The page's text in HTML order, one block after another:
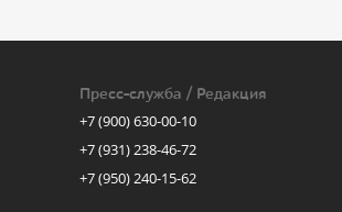
Пресс-служба / Редакция
+7 (900) 630-00-10
+7 (931) 238-46-72
+7 (950) 240-15-62